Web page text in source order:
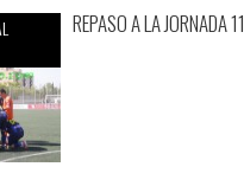
REPASO A LA JORNADA 11